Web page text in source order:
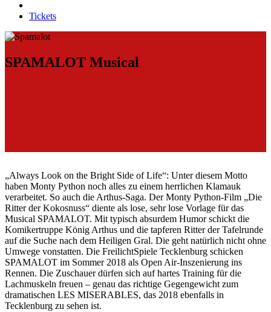
Tickets
SPAMALOT Musical
„Always Look on the Bright Side of Life“: Unter diesem Motto
haben Monty Python noch alles zu einem herrlichen Klamauk
verarbeitet. So auch die Arthus-Saga. Der Monty Python-Film „Die
Ritter der Kokosnuss“ diente als lose, sehr lose Vorlage für das
Musical SPAMALOT. Mit typisch absurdem Humor schickt die
Komikertruppe König Arthus und die tapferen Ritter der Tafelrunde
auf die Suche nach dem Heiligen Gral. Die geht natürlich nicht ohne
Umwege vonstatten. Die FreilichtSpiele Tecklenburg schicken
SPAMALOT im Sommer 2018 als Open Air-Inszenierung ins
Rennen. Die Zuschauer dürfen sich auf hartes Training für die
Lachmuskeln freuen – genau das richtige Gegengewicht zum
dramatischen LES MISERABLES, das 2018 ebenfalls in
Tecklenburg zu sehen ist.